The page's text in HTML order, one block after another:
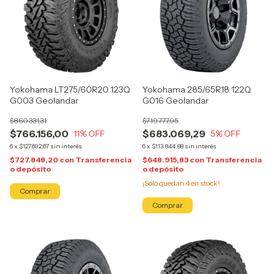
Yokohama LT275/60R20 123Q
G003 Geolandar
$766.156,00
$860.331,31
11% OFF
6x $127.692,67 sin interés
$727.848,20 con Transferencia
o depósito
Yokohama 285/65R18 122Q
G016 Geolandar
$683.069,29
$719.777,95
5% OFF
6x $113.844,88 sin interés
$648.915,83 con Transferencia
o depósito
¡Solo quedan 4en stock!